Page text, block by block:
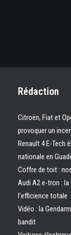
Rédaction
Citroën, Fiat et
provoquer un
Renault 4 E-Tech
nationale en
Coffre de toit :
Audi A2 e-tron :
l’efficience totale
Vidéo : la
bandit